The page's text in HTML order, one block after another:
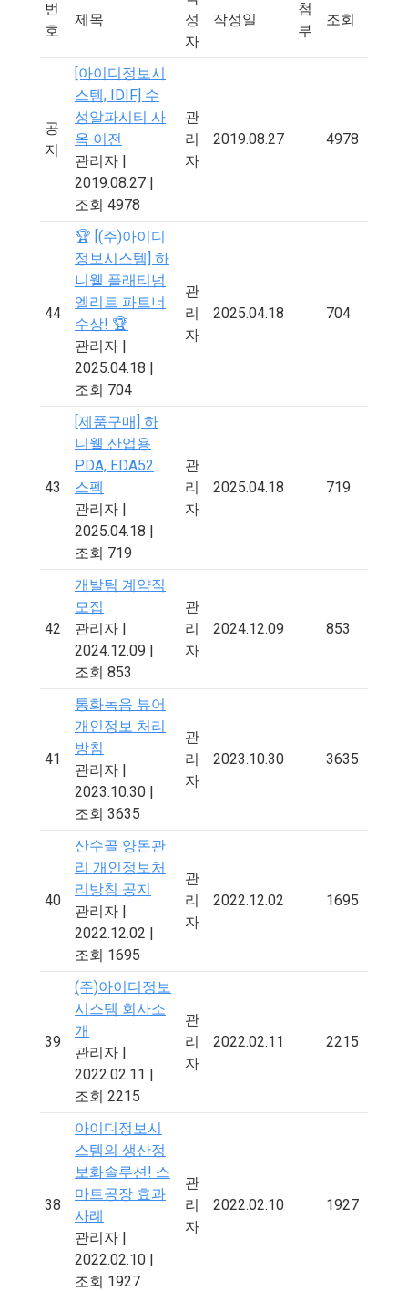
번
호
제목
성
자
작성일
첨
부
조회
공
지
[아이디정보시
스템, IDIF] 수
성알파시티 사
옥 이전
관리자 |
2019.08.27 |
조회 4978
관
리
자
2019.08.27 4978
44
🏆 [(주)아이디
정보시스템] 하
니웰 플래티넘
엘리트 파트너
수상! 🏆
관리자 |
2025.04.18 |
조회 704
관
리
자
2025.04.18 704
43
[제품구매] 하
니웰 산업용
PDA, EDA52
스펙
관리자 |
2025.04.18 |
조회 719
관
리
자
2025.04.18 719
42
개발팀 계약직
모집
관리자 |
2024.12.09 |
조회 853
관
리
자
2024.12.09 853
41
통화녹음 뷰어
개인정보 처리
방침
관리자 |
2023.10.30 |
조회 3635
관
리
자
2023.10.30 3635
40
산수골 양돈관
리 개인정보처
리방침 공지
관리자 |
2022.12.02 |
조회 1695
관
리
자
2022.12.02 1695
39
(주)아이디정보
시스템 회사소
개
관리자 |
2022.02.11 |
조회 2215
관
리
자
2022.02.11 2215
38
아이디정보시
스템의 생산정
보화솔루션! 스
마트공장 효과
사례
관리자 |
2022.02.10 |
조회 1927
관
리
자
2022.02.10 1927